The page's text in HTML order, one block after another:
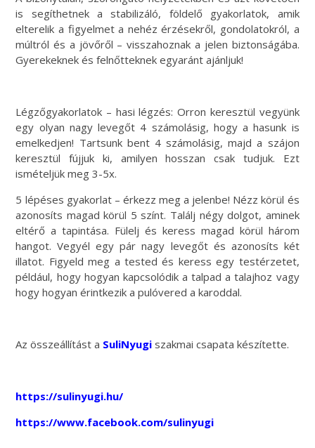
is segíthetnek a stabilizáló, földelő gyakorlatok, amik
elterelik a figyelmet a nehéz érzésekről, gondolatokról, a
múltról és a jövőről – visszahoznak a jelen biztonságába.
Gyerekeknek és felnőtteknek egyaránt ajánljuk!
Légzőgyakorlatok – hasi légzés: Orron keresztül vegyünk
egy olyan nagy levegőt 4 számolásig, hogy a hasunk is
emelkedjen! Tartsunk bent 4 számolásig, majd a szájon
keresztül fújjuk ki, amilyen hosszan csak tudjuk. Ezt
ismételjük meg 3-5x.
5 lépéses gyakorlat – érkezz meg a jelenbe! Nézz körül és
azonosíts magad körül 5 színt. Találj négy dolgot, aminek
eltérő a tapintása. Fülelj és keress magad körül három
hangot. Vegyél egy pár nagy levegőt és azonosíts két
illatot. Figyeld meg a tested és keress egy testérzetet,
például, hogy hogyan kapcsolódik a talpad a talajhoz vagy
hogy hogyan érintkezik a pulóvered a karoddal.
Az összeállítást a SuliNyugi szakmai csapata készítette.
https://sulinyugi.hu/
https://www.facebook.com/sulinyugi